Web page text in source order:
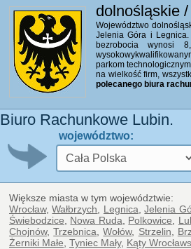
dolnośląskie
Województwo
Jelenia Góra i
bezrobocia wynosi
parkom
na wielkość firm,
polecanego biura
Biuro Rachunkowe Lubin.
województwo:
Większe miasta w tym województwie:
Wrocław,Wałbrzych Legnica ,Jelenia
Świebodzice
Nowa Ruda Polkowice
Chojnów,Trzebnica ,Wołów, Strzelin
Żerniki Małe Tyniec Mały, Kąty